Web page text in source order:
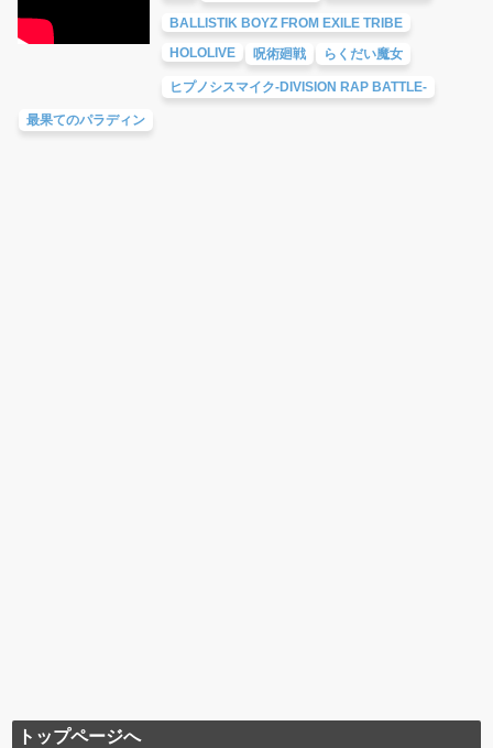
BALLISTIK BOYZ FROM EXILE TRIBE
HOLOLIVE
呪術廻戦 らくだい魔女
ヒプノシスマイク-DIVISION RAP BATTLE-
最果てのパラディン
トップページへ